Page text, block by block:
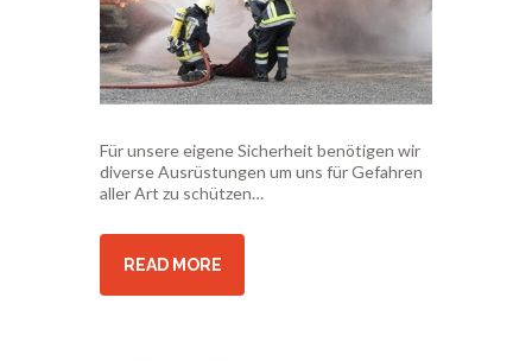
Für unsere eigene Sicherheit benötigen wir
diverse Ausrüstungen um uns für Gefahren
aller Art zu schützen…
READ MORE